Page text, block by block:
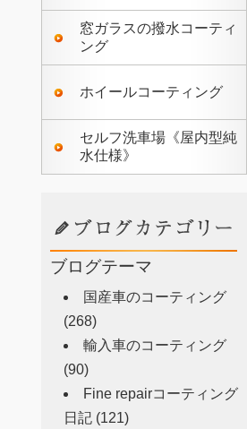
窓ガラスの撥水コーティ
ング
ホイールコーティング
セルフ洗車場《屋内型純
水仕様》
ブログテーマ
国産車のコーティング
(268)
輸入車のコーティング
(90)
Fine repairコーティング
日記 (121)